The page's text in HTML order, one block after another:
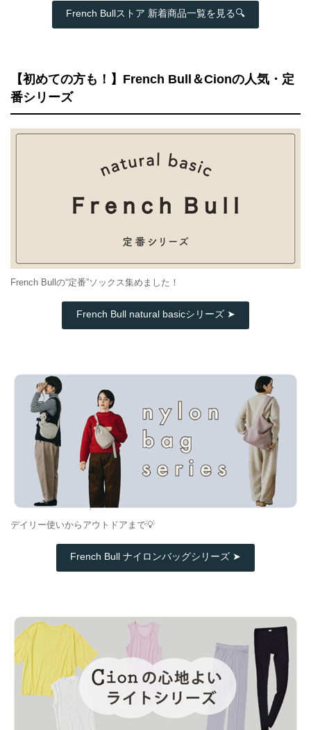
French Bullストア 新着商品一覧を見る🔍
【初めての方も！】French Bull＆Cionの人気・定
番シリーズ
French Bullの“定番”ソックス集めました！
French Bull natural basicシリーズ ➤
デイリー使いからアウトドアまで💡
French Bull ナイロンバッグシリーズ ➤